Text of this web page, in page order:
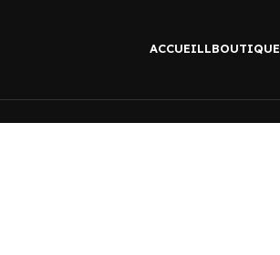
ACCUEILLBOUTIQUE